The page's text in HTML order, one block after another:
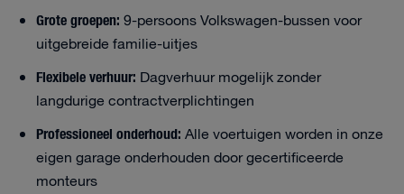
Grote groepen: 9-persoons Volkswagen-bussen voor
uitgebreide familie-uitjes
Flexibele verhuur: Dagverhuur mogelijk zonder
langdurige contractverplichtingen
Professioneel onderhoud: Alle voertuigen worden in onze
eigen garage onderhouden door gecertificeerde
monteurs